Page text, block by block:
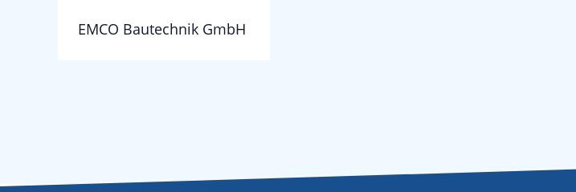
EMCO Bautechnik GmbH